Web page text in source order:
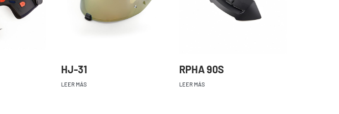
HJ-31
LEER MÁS
RPHA 90S
LEER MÁS